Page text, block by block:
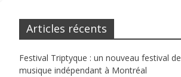
Articles récents
Festival Triptyque : un nouveau festival de
musique indépendant à Montréal